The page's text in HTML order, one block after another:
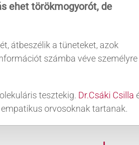
ehet törökmogyorót, de
átbeszélik a tüneteket, azok
számba véve személyre
tesztekig. Dr.Csáki Csilla
orvosoknak tartanak.